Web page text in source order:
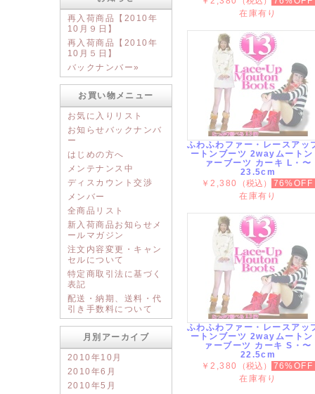
在庫有り
ふわふわファー・レースアッ
ートンブーツ 2wayムート
ァーブーツ カーキ L・〜
23.5cm
￥2,380
（税込）
76%OFF
在庫有り
ふわふわファー・レースアッ
ートンブーツ 2wayムート
ァーブーツ カーキ S・〜
22.5cm
￥2,380
（税込）
76%OFF
在庫有り
再入荷商品【2010年
10月９日】
再入荷商品【2010年
10月５日】
バックナンバー»
お買い物メニュー
お気に入りリスト
お知らせバックナンバ
ー
はじめの方へ
メンテナンス中
ディスカウント交渉
メンバー
全商品リスト
新入荷商品お知らせメ
ールマガジン
注文内容変更・キャン
セルについて
特定商取引法に基づく
表記
配送・納期、送料・代
引き手数料について
月別アーカイブ
2010年10月
2010年6月
2010年5月